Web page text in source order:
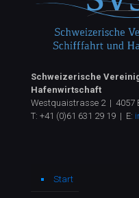
Schweizerische
Hafenwirtschaft
Westquaistrasse 2 | 4057
T: +41 (0)61 631 29 19 | E:
Start